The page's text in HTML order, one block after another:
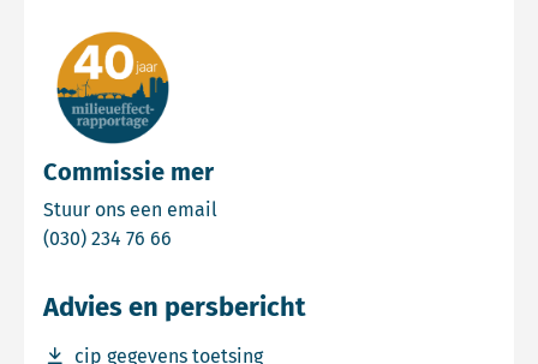
Commissie mer
Stuur ons een email
(030) 234 76 66
Advies en persbericht
cip gegevens toetsing
Download bestand cip gegevens toetsing